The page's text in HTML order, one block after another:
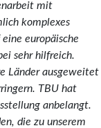
mit
komplexes
europäische
sehr hilfreich.
Länder ausgeweitet
TBU hat
anbelangt.
die zu unserem